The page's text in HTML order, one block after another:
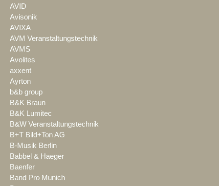
AVID
Avisonik
AVIXA
AVM Veranstaltungstechnik
AVMS
Avolites
axxent
Ayrton
b&b group
B&K Braun
B&K Lumitec
B&W Veranstaltungstechnik
B+T Bild+Ton AG
B-Musik Berlin
Babbel & Haeger
Baenfer
Band Pro Munich